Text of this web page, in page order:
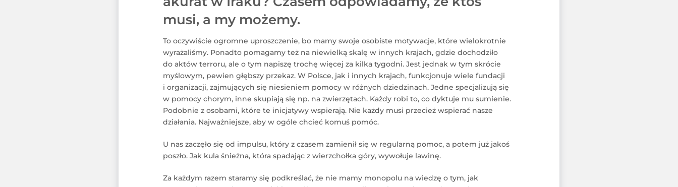
musi, a my możemy.
To oczywiście ogromne uproszczenie, bo mamy swoje osobiste motywacje, które wielokrotnie
wyrażaliśmy. Ponadto pomagamy też na niewielką skalę w innych krajach, gdzie dochodziło
do aktów terroru, ale o tym napiszę trochę więcej za kilka tygodni. Jest jednak w tym skrócie
myślowym, pewien głębszy przekaz. W Polsce, jak i innych krajach, funkcjonuje wiele fundacji
i organizacji, zajmujących się niesieniem pomocy w różnych dziedzinach. Jedne specjalizują się
w pomocy chorym, inne skupiają się np. na zwierzętach. Każdy robi to, co dyktuje mu sumienie.
Podobnie z osobami, które te inicjatywy wspierają. Nie każdy musi przecież wspierać nasze
działania. Najważniejsze, aby w ogóle chcieć komuś pomóc.
U nas zaczęło się od impulsu, który z czasem zamienił się w regularną pomoc, a potem już jakoś
poszło. Jak kula śnieżna, która spadając z wierzchołka góry, wywołuje lawinę.
Za każdym razem staramy się podkreślać, że nie mamy monopolu na wiedzę o tym, jak